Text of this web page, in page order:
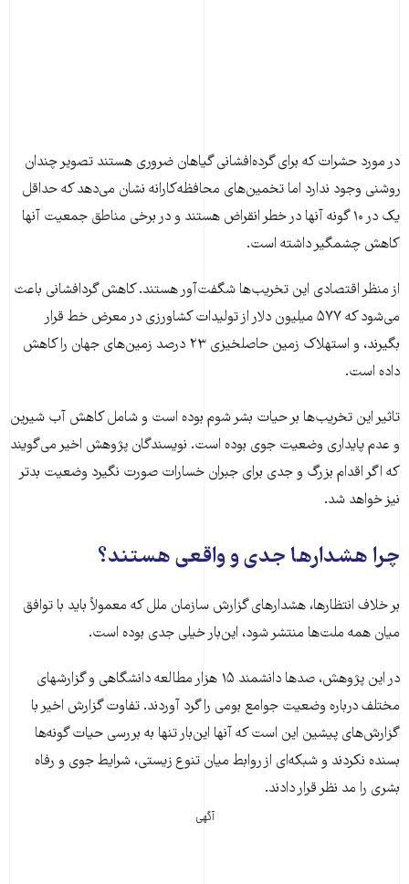
در مورد حشرات که برای گرده‌افشانی گیاهان ضروری هستند تصویر چندان
روشنی وجود ندارد اما تخمین‌های محافظه‌کارانه نشان می‌دهد که حداقل
یک در ۱۰ گونه آنها در خطر انقراض هستند و در برخی مناطق جمعیت آنها
کاهش چشمگیر داشته است.
از منظر اقتصادی این تخریب‌ها شگفت‌آور هستند. کاهش گردافشانی باعث
می‌شود که ۵۷۷ میلیون دلار از تولیدات کشاورزی در معرض خط قرار
بگیرند، و استهلاک زمین حاصلخیزی ۲۳ درصد زمین‌های جهان را کاهش
داده است.
تاثیر این تخریب‌ها بر حیات بشر شوم بوده است و شامل کاهش آب شیرین
و عدم پایداری وضعیت جوی بوده است. نویسندگان پژوهش اخیر می‌گویند
که اگر اقدام بزرگ و جدی برای جبران خسارات صورت نگیرد وضعیت بدتر
نیز خواهد شد.
چرا هشدارها جدی و واقعی هستند؟
بر خلاف انتظارها، هشدارهای گزارش سازمان ملل که معمولاً باید با توافق
میان همه ملت‌ها منتشر شود، این‌بار خیلی جدی بوده است.
در این پژوهش، صدها دانشمند ۱۵ هزار مطالعه دانشگاهی و گزارشهای
مختلف درباره وضعیت جوامع بومی را گرد آوردند. تفاوت گزارش اخیر با
گزارش‌های پیشین این است که آنها این‌بار تنها به بررسی حیات گونه‌ها
بسنده نکردند و شبکه‌ای از روابط میان تنوع زیستی، شرایط جوی و رفاه
بشری را مد نظر قرار دادند.
آگهی